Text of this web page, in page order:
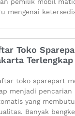
mengenai
Toko
Terlengkap
toko sparepart
menjadi pencarian
yang
Banyak